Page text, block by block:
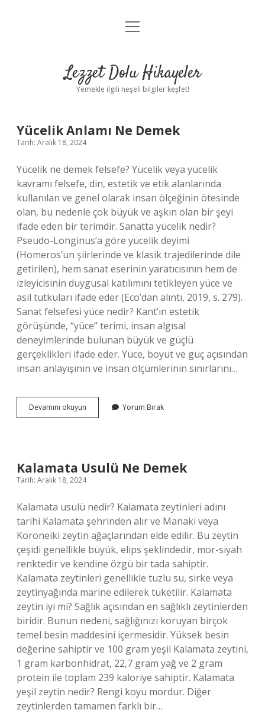
Anasayfa
Yasal Uyarı
menüyü
Lezzet Dolu Hikayeler
Yemekle ilgili neşeli bilgiler keşfet!
Lezzet
Dolu
Hikayeler
Yazılar
Yücelik Anlamı Ne Demek
Tarih: Aralık 18, 2024
Yücelik ne demek felsefe? Yücelik veya yücelik
kavramı felsefe, din, estetik ve etik alanlarında
kullanılan ve genel olarak insan ölçeğinin ötesinde
olan, bu nedenle çok büyük ve aşkın olan bir şeyi
ifade eden bir terimdir. Sanatta yücelik nedir?
Pseudo-Longinus’a göre yücelik deyimi
(Homeros’un şiirlerinde ve klasik trajedilerinde dile
getirilen), hem sanat eserinin yaratıcısının hem de
izleyicisinin duygusal katılımını tetikleyen yüce ve
asil tutkuları ifade eder (Eco’dan alıntı, 2019, s. 279).
Sanat felsefesi yüce nedir? Kant’ın estetik
görüşünde, “yüce” terimi, insan algısal
deneyimlerinde bulunan büyük ve güçlü
gerçeklikleri ifade eder. Yüce, boyut ve güç açısından
insan anlayışının ve insan ölçümlerinin sınırlarını…
Devamını okuyun
Anlamı
Yorum Bırak
Kalamata Usulü Ne Demek
Tarih: Aralık 18, 2024
Kalamata usulü nedir? Kalamata zeytinleri adını
tarihi Kalamata şehrinden alır ve Manaki veya
Koroneiki zeytin ağaçlarından elde edilir. Bu zeytin
çeşidi genellikle büyük, elips şeklindedir, mor-siyah
renktedir ve kendine özgü bir tada sahiptir.
Kalamata zeytinleri genellikle tuzlu su, sirke veya
zeytinyağında marine edilerek tüketilir. Kalamata
zeytin iyi mi? Sağlık açısından en sağlıklı zeytinlerden
biridir. Bunun nedeni, sağlığınızı koruyan birçok
temel besin maddesini içermesidir. Yüksek besin
değerine sahiptir ve 100 gram yeşil Kalamata zeytini,
1 gram karbonhidrat, 22,7 gram yağ ve 2 gram
protein ile toplam 239 kaloriye sahiptir. Kalamata
yeşil zeytin nedir? Rengi koyu mordur. Diğer
zeytinlerden tamamen farklı bir…